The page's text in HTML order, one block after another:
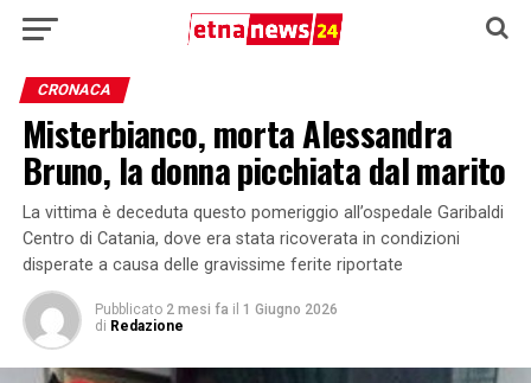
CRONACA
Misterbianco, morta Alessandra
Bruno, la donna picchiata dal marito
La vittima è deceduta questo pomeriggio all’ospedale Garibaldi
Centro di Catania, dove era stata ricoverata in condizioni
disperate a causa delle gravissime ferite riportate
Pubblicato 2 mesi fa il 1 Giugno 2026
di Redazione